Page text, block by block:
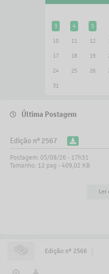
O Chefe do Executivo
sua última visita oficial
esforços
3
4 5
10
11 12
17
18 19
24
25 26
31
Última Postagem
Edição nª 2567
Postagem: 05/08/26 - 17h31
Tamanho: 12 pag - 409,02 KB
Ler
Edição nª 2566